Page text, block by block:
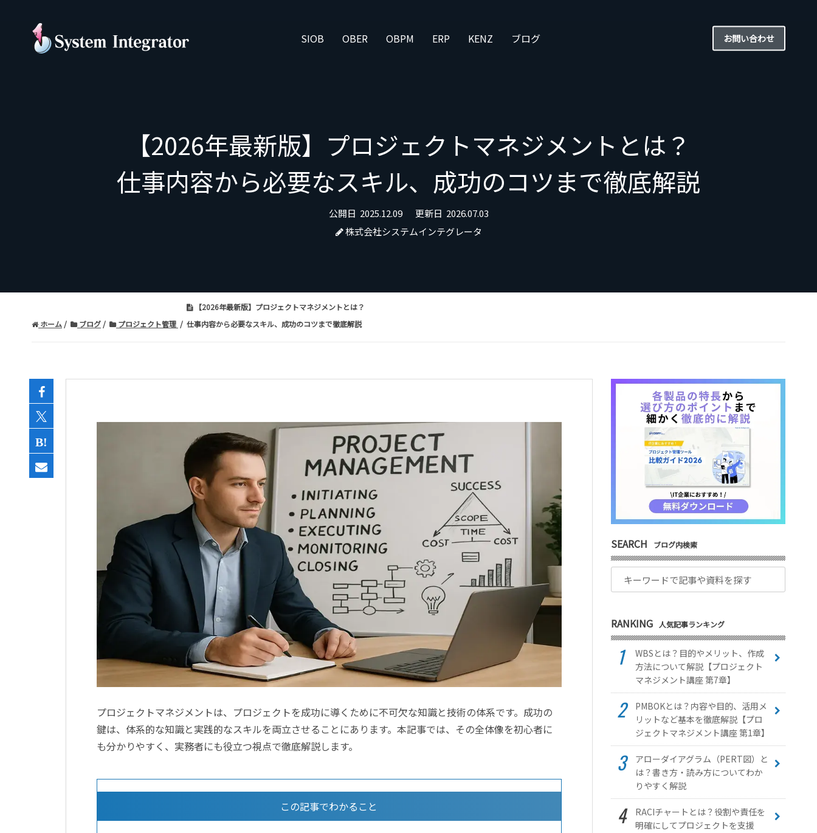
SIOB OBER OBPM ERP KENZ ブログ お問い合わせ
【2026年最新版】プロジェクトマネジメントとは？
仕事内容から必要なスキル、成功のコツまで徹底解説
公開日 2025.12.09 更新日 2026.07.03
株式会社システムインテグレータ
ホーム ブログ プロジェクト管理
【2026年最新版】プロジェクトマネジメントとは？
仕事内容から必要なスキル、成功のコツまで徹底解説
プロジェクトマネジメントは、プロジェクトを成功に導くために不可欠な知識と技術の体系です。成功の
鍵は、体系的な知識と実践的なスキルを両立させることにあります。本記事では、その全体像を初心者に
も分かりやすく、実務者にも役立つ視点で徹底解説します。
この記事でわかること
SEARCH ブログ内検索
RANKING 人気記事ランキング
WBSとは？目的やメリット、作成
方法について解説【プロジェクト
マネジメント講座 第7章】
PMBOKとは？内容や目的、活用メ
リットなど基本を徹底解説【プロ
ジェクトマネジメント講座 第1章】
アローダイアグラム（PERT図）と
は？書き方・読み方についてわか
りやすく解説
RACIチャートとは？役割や責任を
明確にしてプロジェクトを支援